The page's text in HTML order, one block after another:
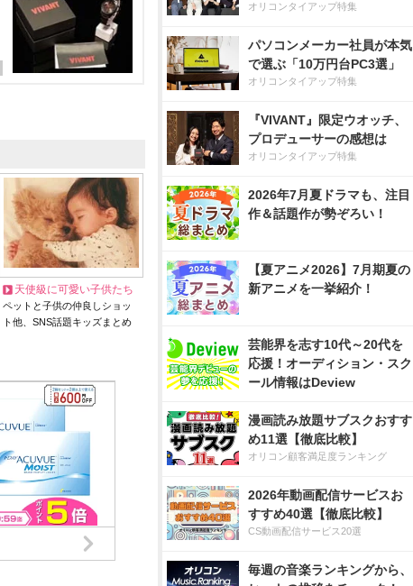
天使級に可愛い子供たち
ペットと子供の仲良しショッ
ト他、SNS話題キッズまとめ
オリコンタイアップ特集
パソコンメーカー社員が本気
で選ぶ「10万円台PC3選」
オリコンタイアップ特集
『VIVANT』限定ウオッチ、
プロデューサーの感想は
オリコンタイアップ特集
2026年7月夏ドラマも、注目
作＆話題作が勢ぞろい！
【夏アニメ2026】7月期夏の
新アニメを一挙紹介！
芸能界を志す10代～20代を
応援！オーディション・スク
ール情報はDeview
漫画読み放題サブスクおすす
め11選【徹底比較】
オリコン顧客満足度ランキング
2026年動画配信サービスお
すすめ40選【徹底比較】
CS動画配信サービス20選
毎週の音楽ランキングから、